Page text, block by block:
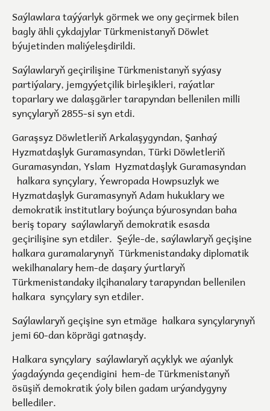
Saýlawlara taýýarlyk görmek we ony geçirmek bilen
bagly ähli çykdajylar Türkmenistanyň Döwlet
býujetinden maliýeleşdirildi.
Saýlawlaryň geçirilişine Türkmenistanyň syýasy
partiýalary, jemgyýetçilik birleşikleri, raýatlar
toparlary we dalaşgärler tarapyndan bellenilen milli
synçylaryň 2855-si syn etdi.
Garaşsyz Döwletleriň Arkalaşygyndan, Şanhaý
Hyzmatdaşlyk Guramasyndan, Türki Döwletleriň
Guramasyndan, Yslam Hyzmatdaşlyk Guramasyndan
halkara synçylary, Ýewropada Howpsuzlyk we
Hyzmatdaşlyk Guramasynyň Adam hukuklary we
demokratik institutlary boýunça býurosyndan baha
beriş topary saýlawlaryň demokratik esasda
geçirilişine syn etdiler. Şeýle-de, saýlawlaryň geçişine
halkara guramalarynyň Türkmenistandaky diplomatik
wekilhanalary hem-de daşary ýurtlaryň
Türkmenistandaky ilçihanalary tarapyndan bellenilen
halkara synçylary syn etdiler.
Saýlawlaryň geçişine syn etmäge halkara synçylarynyň
jemi 60-dan köprägi gatnaşdy.
Halkara synçylary saýlawlaryň açyklyk we aýanlyk
ýagdaýynda geçendigini hem-de Türkmenistanyň
ösüşiň demokratik ýoly bilen gadam urýandygyny
bellediler.